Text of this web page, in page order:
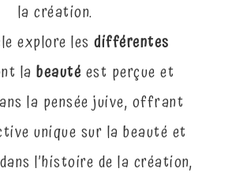
la création.
explore lesdifférentes
labeautéest perçue et
la pensée juive, offrant
unique sur la beauté et
l’histoire de la création,